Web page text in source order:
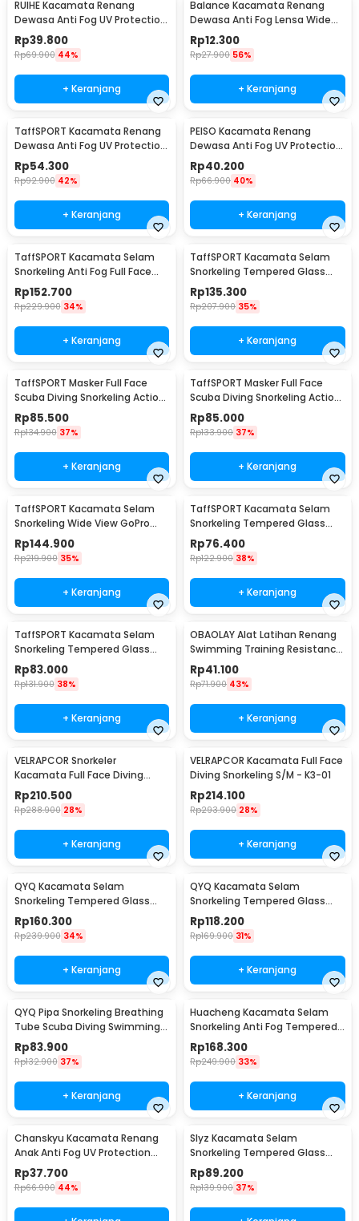
RUIHE Kacamata Renang
Dewasa Anti Fog UV Protection
Lensa Panoramic - 9200
Rp39.800
Rp69.900 44%
+ Keranjang
Balance Kacamata Renang
Dewasa Anti Fog Lensa Wide
Vision Earplug - 826
Rp12.300
Rp27.900 56%
+ Keranjang
TaffSPORT Kacamata Renang
Dewasa Anti Fog UV Protection
Big Frame - YY-1715
Rp54.300
Rp92.900 42%
+ Keranjang
PEISO Kacamata Renang
Dewasa Anti Fog UV Protection
Wide View Earplug - MC-900
Rp40.200
Rp66.900 40%
+ Keranjang
TaffSPORT Kacamata Selam
Snorkeling Anti Fog Full Face
Diving Mask - M2077G
Rp152.700
Rp229.900 34%
+ Keranjang
TaffSPORT Kacamata Selam
Snorkeling Tempered Glass
Diving Mask - AS303JF
Rp135.300
Rp207.900 35%
+ Keranjang
TaffSPORT Masker Full Face
Scuba Diving Snorkeling Action
Cam Mount S/M - M2068G
Rp85.500
Rp134.900 37%
+ Keranjang
TaffSPORT Masker Full Face
Scuba Diving Snorkeling Action
Cam Mount L/XL - M2068G
Rp85.000
Rp133.900 37%
+ Keranjang
TaffSPORT Kacamata Selam
Snorkeling Wide View GoPro
Mount Diving Mask - AS304
Rp144.900
Rp219.900 35%
+ Keranjang
TaffSPORT Kacamata Selam
Snorkeling Tempered Glass
Diving Mask - M23
Rp76.400
Rp122.900 38%
+ Keranjang
TaffSPORT Kacamata Selam
Snorkeling Tempered Glass
Diving Mask - M24
Rp83.000
Rp131.900 38%
+ Keranjang
OBAOLAY Alat Latihan Renang
Swimming Training Resistance
Band 4M - OB100
Rp41.100
Rp71.900 43%
+ Keranjang
VELRAPCOR Snorkeler
Kacamata Full Face Diving
Snorkeling L/XL - K3
Rp210.500
Rp288.900 28%
+ Keranjang
VELRAPCOR Kacamata Full Face
Diving Snorkeling S/M - K3-01
Rp214.100
Rp293.900 28%
+ Keranjang
QYQ Kacamata Selam
Snorkeling Tempered Glass
Anti Fog Diving Mask - 308
Rp160.300
Rp239.900 34%
+ Keranjang
QYQ Kacamata Selam
Snorkeling Tempered Glass
Anti Fog Diving Mask - 180
Rp118.200
Rp169.900 31%
+ Keranjang
QYQ Pipa Snorkeling Breathing
Tube Scuba Diving Swimming
Leakproof - Q398
Rp83.900
Rp132.900 37%
+ Keranjang
Huacheng Kacamata Selam
Snorkeling Anti Fog Tempered
Glass Diving Mask - QW-01
Rp168.300
Rp249.900 33%
+ Keranjang
Chanskyu Kacamata Renang
Anak Anti Fog UV Protection
Panoramic Earplug - CK185
Rp37.700
Rp66.900 44%
Slyz Kacamata Selam
Snorkeling Tempered Glass
GoPro Mount Diving Mask -
INU91
Rp89.200
Rp139.900 37%